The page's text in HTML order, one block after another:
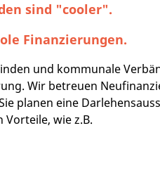
sind "cooler".
Finanzierungen.
und kommunale
Wir betreuen
planen eine
Vorteile, wie z.B.